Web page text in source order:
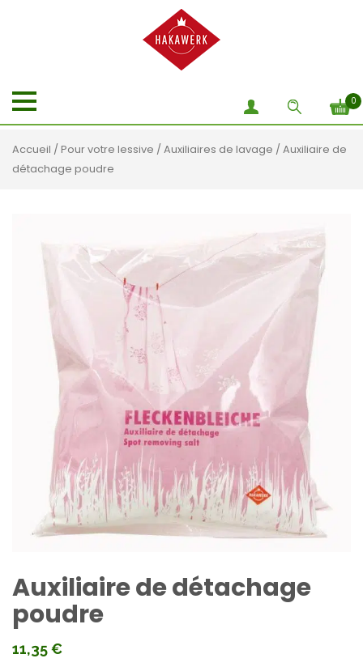
0
Accueil /Pour votre lessive /Auxiliaires de lavage / Auxiliaire de
détachage poudre
Auxiliaire de détachage
poudre
11,35€